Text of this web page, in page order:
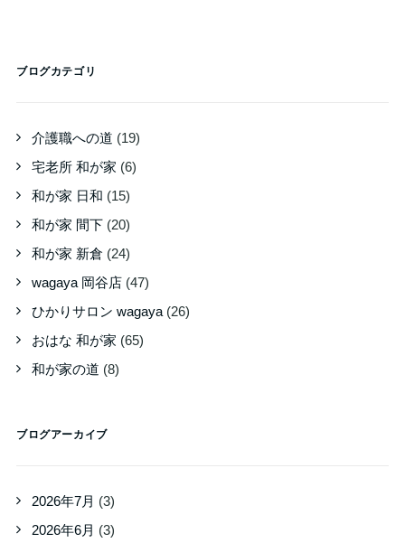
ブログカテゴリ
介護職への道 (19)
宅老所 和が家 (6)
和が家 日和 (15)
和が家 間下 (20)
和が家 新倉 (24)
wagaya 岡谷店 (47)
ひかりサロン wagaya (26)
おはな 和が家 (65)
和が家の道 (8)
ブログアーカイブ
2026年7月 (3)
2026年6月 (3)